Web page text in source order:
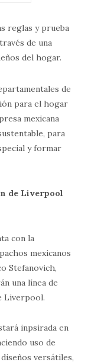
reglas y prueba
de una
del hogar.
de
para el hogar
mexicana
para
y formar
de Liverpool
con la
mexicanos
Stefanovich,
una línea de
Liverpool.
inpsirada en
uso de
versátiles,